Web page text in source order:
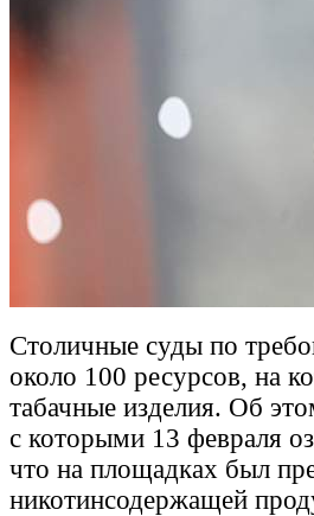
Столичные суды по
около 100 ресурсов, на
табачные изделия. Об
с которыми 13 февраля
что на площадках был
никотинсодержащей